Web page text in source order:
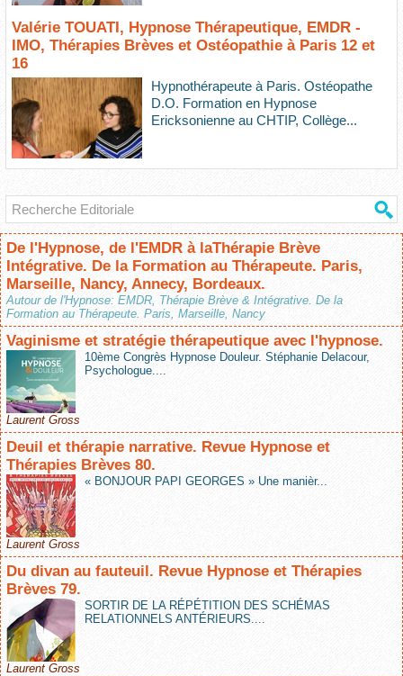
Valérie TOUATI, Hypnose Thérapeutique, EMDR -
IMO, Thérapies Brèves et Ostéopathie à Paris 12 et
16
Hypnothérapeute à Paris. Ostéopathe
D.O. Formation en Hypnose
Ericksonienne au CHTIP, Collège...
De l'Hypnose, de l'EMDR à laThérapie Brève
Intégrative. De la Formation au Thérapeute. Paris,
Marseille, Nancy, Annecy, Bordeaux.
Autour de l'Hypnose: EMDR, Thérapie Brève & Intégrative. De la
Formation au Thérapeute. Paris, Marseille, Nancy
Vaginisme et stratégie thérapeutique avec l'hypnose.
10ème Congrès Hypnose Douleur. Stéphanie Delacour,
Psychologue....
Laurent Gross
Deuil et thérapie narrative. Revue Hypnose et
Thérapies Brèves 80.
« BONJOUR PAPI GEORGES » Une manièr...
Laurent Gross
Du divan au fauteuil. Revue Hypnose et Thérapies
Brèves 79.
SORTIR DE LA RÉPÉTITION DES SCHÉMAS
RELATIONNELS ANTÉRIEURS....
Laurent Gross